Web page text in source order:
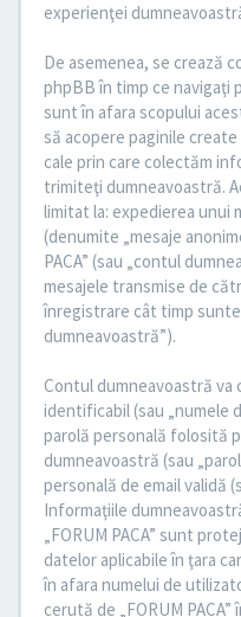
experienţei
De asemenea, se crează
phpBB în timp ce navigaţi
sunt în afara scopului
să acopere paginile
cale prin care colectăm
trimiteţi dumneavoastră.
limitat la: expedierea unui
(denumite „mesaje
PACA” (sau „contul
mesajele transmise de
înregistrare cât timp
dumneavoastră”).
Contul dumneavoastră va
identificabil (sau „numele
parolă personală folosită
dumneavoastră (sau
personală de email validă
Informaţiile
„FORUM PACA” sunt
datelor aplicabile în ţara
în afara numelui de
cerută de „FORUM